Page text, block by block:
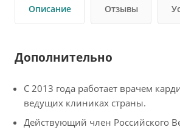
Описание Отзывы
Дополнительно
С 2013 года работает врачем
ведущих клиниках страны.
Действующий член Российского